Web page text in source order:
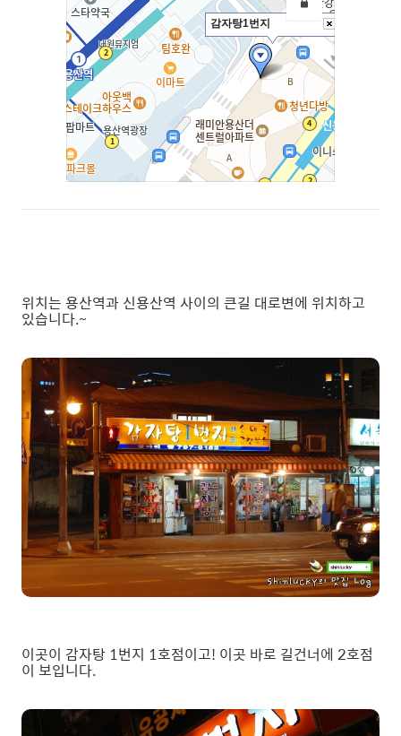
위치는 용산역과 신용산역 사이의 큰길 대로변에 위치하고
있습니다.~
이곳이 감자탕 1번지 1호점이고! 이곳 바로 길건너에 2호점
이 보입니다.